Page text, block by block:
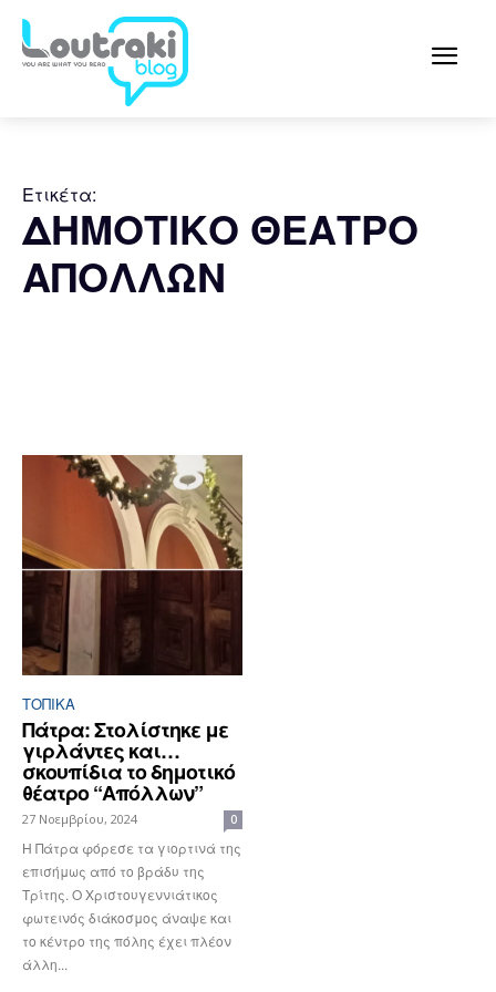
Ετικέτα:
ΔΗΜΟΤΙΚΟ ΘΕΑΤΡΟ
ΑΠΟΛΛΩΝ
ΤΟΠΙΚΑ
Πάτρα: Στολίστηκε με
γιρλάντες και…
σκουπίδια το δημοτικό
θέατρο “Απόλλων”
27 Νοεμβρίου, 2024 0
Η Πάτρα φόρεσε τα γιορτινά της
επισήμως από το βράδυ της
Τρίτης. Ο Χριστουγεννιάτικος
φωτεινός διάκοσμος άναψε και
το κέντρο της πόλης έχει πλέον
άλλη...